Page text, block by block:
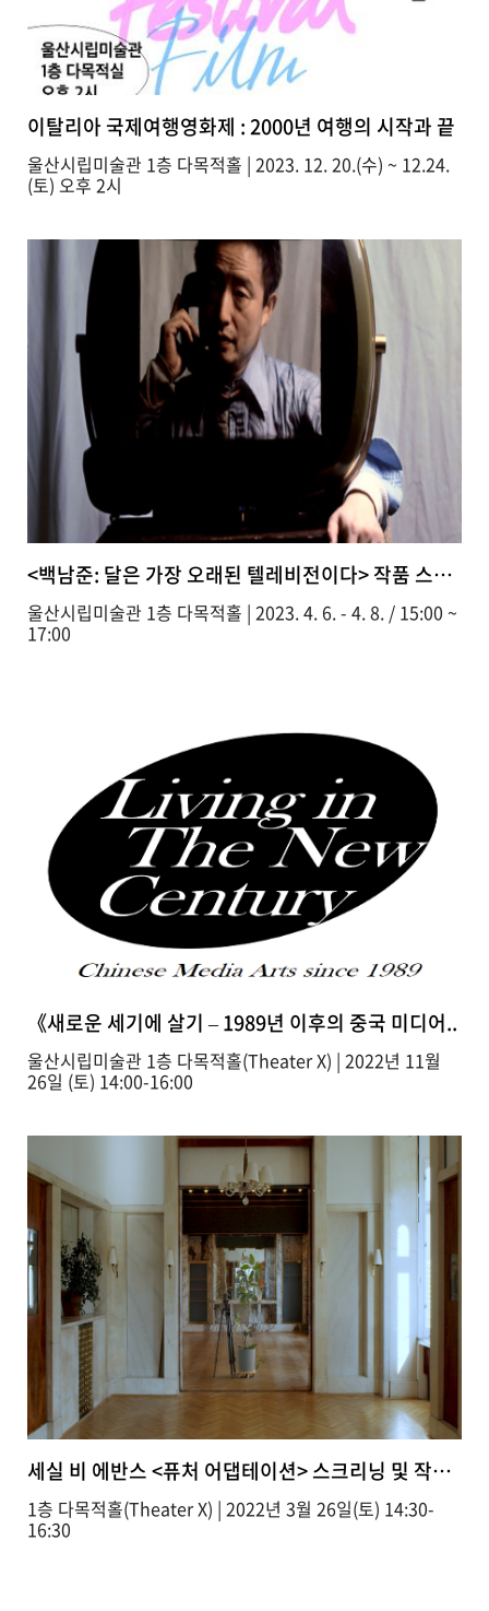
이탈리아 국제여행영화제 : 2000년 여행의 시작과 끝
울산시립미술관 1층 다목적홀 | 2023. 12. 20.(수) ~ 12.24.
(토) 오후 2시
<백남준: 달은 가장 오래된 텔레비전이다> 작품 스크리..
울산시립미술관 1층 다목적홀 | 2023. 4. 6. - 4. 8. / 15:00 ~
17:00
《새로운 세기에 살기 – 1989년 이후의 중국 미디어..
울산시립미술관 1층 다목적홀(Theater X) | 2022년 11월
26일 (토) 14:00-16:00
세실 비 에반스 <퓨처 어댑테이션> 스크리닝 및 작가와..
1층 다목적홀(Theater X) | 2022년 3월 26일(토) 14:30-
16:30